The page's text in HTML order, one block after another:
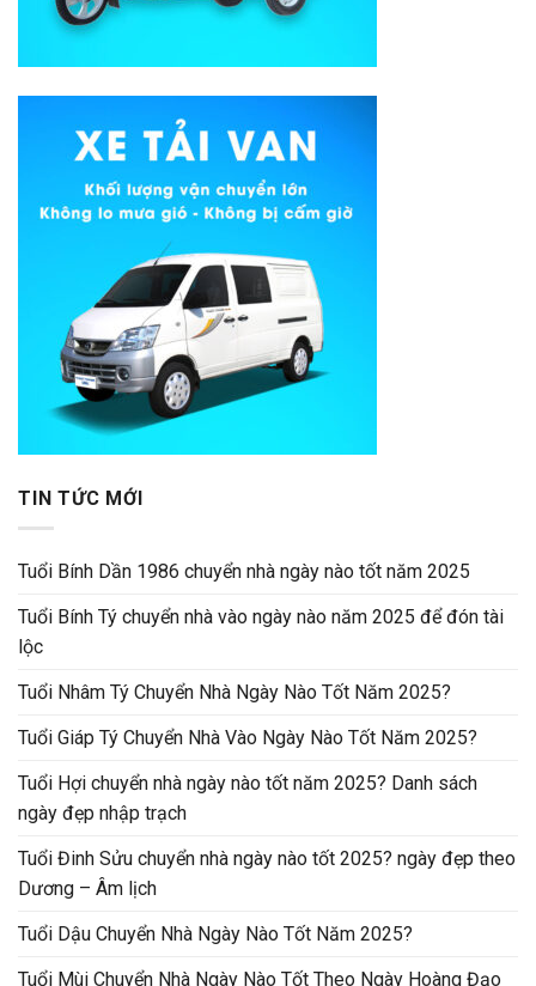
TIN TỨC MỚI
Tuổi Bính Dần 1986 chuyển nhà ngày nào tốt năm 2025
Tuổi Bính Tý chuyển nhà vào ngày nào năm 2025 để đón tài
lộc
Tuổi Nhâm Tý Chuyển Nhà Ngày Nào Tốt Năm 2025?
Tuổi Giáp Tý Chuyển Nhà Vào Ngày Nào Tốt Năm 2025?
Tuổi Hợi chuyển nhà ngày nào tốt năm 2025? Danh sách
ngày đẹp nhập trạch
Tuổi Đinh Sửu chuyển nhà ngày nào tốt 2025? ngày đẹp theo
Dương – Âm lịch
Tuổi Dậu Chuyển Nhà Ngày Nào Tốt Năm 2025?
Tuổi Mùi Chuyển Nhà Ngày Nào Tốt Theo Ngày Hoàng Đạo